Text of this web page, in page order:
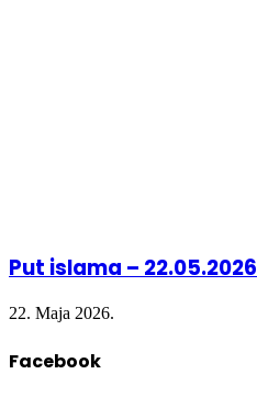
Put islama – 22.05.2026
22. Maja 2026.
Facebook